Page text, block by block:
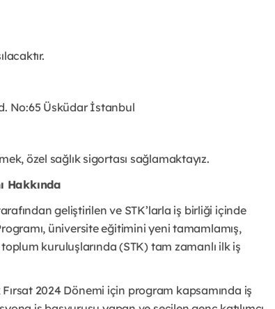
No:65 Üsküdar İstanbul
özel sağlık sigortası sağlamaktayız.
Hakkında
geliştirilen ve STK’larla iş birliği içinde
üniversite eğitimini yeni tamamlamış,
kuruluşlarında (STK) tam zamanlı ilk iş
2024 Dönemi için program kapsamında iş